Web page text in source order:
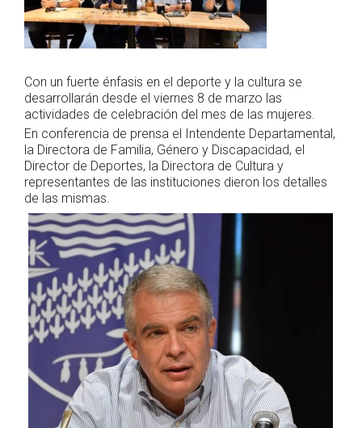
Con un fuerte énfasis en el deporte y la cultura se
desarrollarán desde el viernes 8 de marzo las
actividades de celebración del mes de las mujeres.
En conferencia de prensa el Intendente Departamental,
la Directora de Familia, Género y Discapacidad, el
Director de Deportes, la Directora de Cultura y
representantes de las instituciones dieron los detalles
de las mismas.